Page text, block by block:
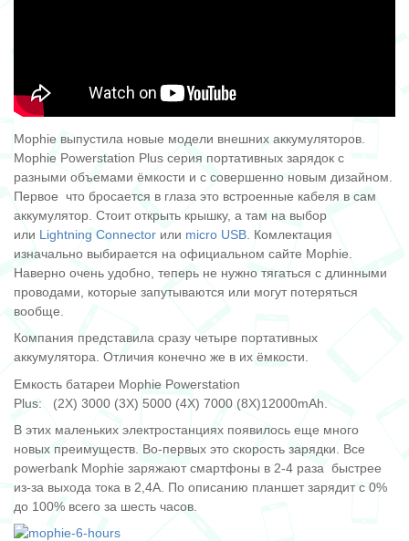
Mophie выпустила новые модели внешних аккумуляторов.
Mophie Powerstation Plus серия портативных зарядок с
разными объемами ёмкости и с совершенно новым дизайном.
Первое что бросается в глаза это встроенные кабеля в сам
аккумулятор. Стоит открыть крышку, а там на выбор
или Lightning Connector или micro USB . Комлектация
изначально выбирается на официальном сайте Mophie.
Наверно очень удобно, теперь не нужно тягаться с длинными
проводами, которые запутываются или могут потеряться
вообще.
Компания представила сразу четыре портативных
аккумулятора. Отличия конечно же в их ёмкости.
Емкость батареи Mophie Powerstation
Plus: (2X) 3000 (3X) 5000 (4X) 7000 (8X)12000mAh.
В этих маленьких электростанциях появилось еще много
новых преимуществ. Во-первых это скорость зарядки. Все
powerbank Mophie заряжают смартфоны в 2-4 раза быстрее
из-за выхода тока в 2,4A. По описанию планшет зарядит с 0%
до 100% всего за шесть часов.